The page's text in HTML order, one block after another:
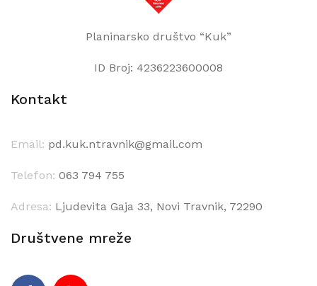
Planinarsko društvo “Kuk”
ID Broj: 4236223600008
Kontakt
Email: pd.kuk.ntravnik@gmail.com
Telefon: 063 794 755
Adresa: Ljudevita Gaja 33, Novi Travnik, 72290
Društvene mreže